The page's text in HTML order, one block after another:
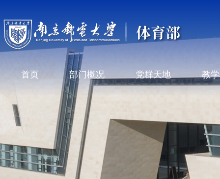
体育部
首页 部门概况 党群天地 教